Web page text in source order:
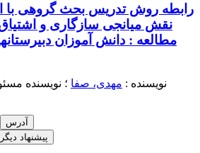
رابطه روش تدریس بحث گروهی با
نقش میانجی سازگاری و
مطالعه : دانش آموزان
نویسنده : مهدی، صفا ؛ نویسنده
آدرس
پیشنهاد